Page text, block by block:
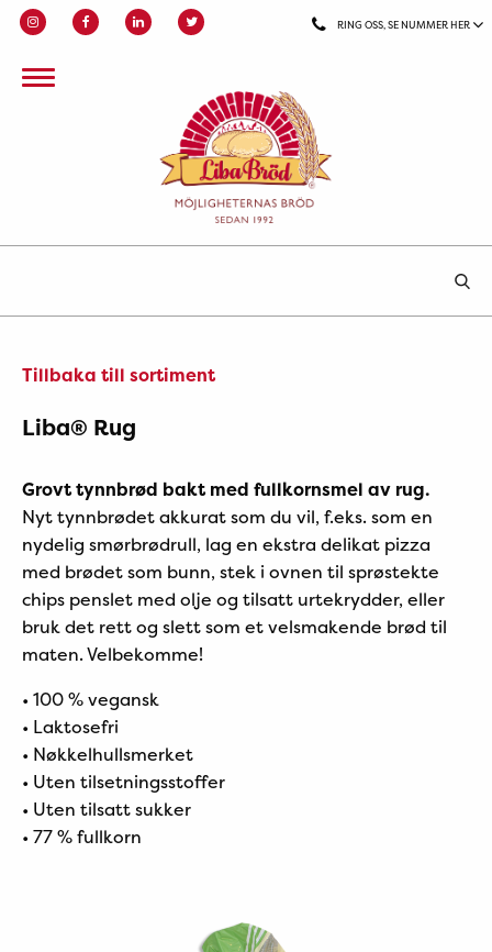
RING OSS, SE NUMMER HER
Tillbaka till sortiment
Liba® Rug
Grovt tynnbrød bakt med fullkornsmel av rug.
Nyt tynnbrødet akkurat som du vil, f.eks. som en
nydelig smørbrødrull, lag en ekstra delikat pizza
med brødet som bunn, stek i ovnen til sprøstekte
chips penslet med olje og tilsatt urtekrydder, eller
bruk det rett og slett som et velsmakende brød til
maten. Velbekomme!
• 100 % vegansk
• Laktosefri
• Nøkkelhullsmerket
• Uten tilsetningsstoffer
• Uten tilsatt sukker
• 77 % fullkorn